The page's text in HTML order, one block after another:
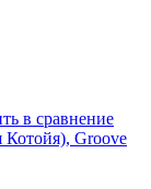
в сравнение